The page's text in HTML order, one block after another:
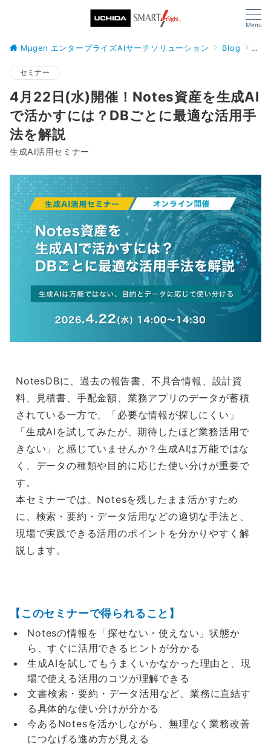
Menu
Mµgen エンタープライズAIサーチソリューション Blog セ
セミナー
4月22日(水)開催！Notes資産を生成AI
で活かすには？DBごとに最適な活用手
法を解説
生成AI活用セミナー
NotesDBに、過去の報告書、不具合情報、設計資
料、見積書、手配金額、業務アプリのデータが蓄積
されている一方で、「必要な情報が探しにくい」
「生成AIを試してみたが、期待したほど業務活用で
きない」と感じていませんか？生成AIは万能ではな
く、データの種類や目的に応じた使い分けが重要で
す。
本セミナーでは、Notesを残したまま活かすため
に、検索・要約・データ活用などの適切な手法と、
現場で実践できる活用のポイントを分かりやすく解
説します。
【このセミナーで得られること】
Notesの情報を「探せない・使えない」状態か
ら、すぐに活用できるヒントが分かる
生成AIを試してもうまくいかなかった理由と、現
場で使える活用のコツが理解できる
文書検索・要約・データ活用など、業務に直結す
る具体的な使い分けが分かる
今あるNotesを活かしながら、無理なく業務改善
につなげる進め方が見える